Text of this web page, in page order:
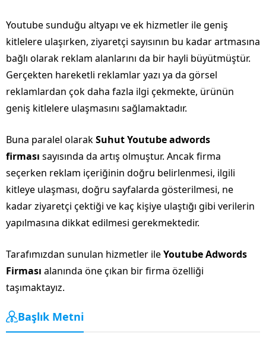
Youtube sunduğu altyapı ve ek hizmetler ile geniş
kitlelere ulaşırken, ziyaretçi sayısının bu kadar artmasına
bağlı olarak reklam alanlarını da bir hayli büyütmüştür.
Gerçekten hareketli reklamlar yazı ya da görsel
reklamlardan çok daha fazla ilgi çekmekte, ürünün
geniş kitlelere ulaşmasını sağlamaktadır.
Buna paralel olarakSuhut Youtube adwords
firması sayısında da artış olmuştur. Ancak firma
seçerken reklam içeriğinin doğru belirlenmesi, ilgili
kitleye ulaşması, doğru sayfalarda gösterilmesi, ne
kadar ziyaretçi çektiği ve kaç kişiye ulaştığı gibi verilerin
yapılmasına dikkat edilmesi gerekmektedir.
Tarafımızdan sunulan hizmetler ileYoutube Adwords
Firması alanında öne çıkan bir firma özelliği
taşımaktayız.
Başlık Metni